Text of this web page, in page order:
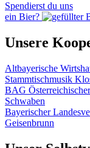
Spendierst du uns
ein Bier?
Unsere
Altbayerische
Stammtischmusik
BAG
Schwaben
Bayerischer
Geisenbrunn